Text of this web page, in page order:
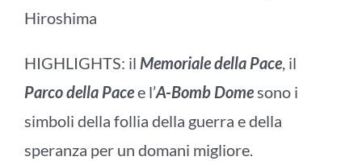
Hiroshima
HIGHLIGHTS: il Memoriale della Pace, il
Parco della Pacee l’A-Bomb Domesono i
simboli della follia della guerra e della
speranza per un domani migliore.